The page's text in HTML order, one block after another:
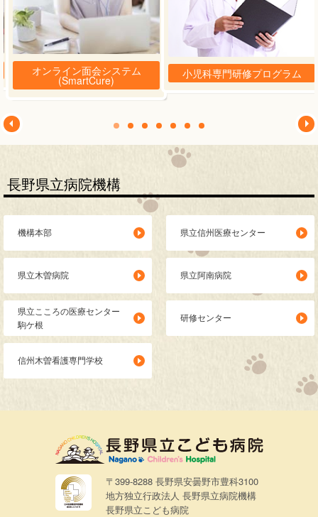
オンライン面会システム
(SmartCure) 小児科専門研修プログラム
長野県立病院機構
機構本部 県立信州医療センター
県立木曽病院 県立阿南病院
県立こころの医療センター
駒ケ根
研修センター
信州木曽看護専門学校
〒399-8288 長野県安曇野市豊科3100
地方独立行政法人 長野県立病院機構
長野県立こども病院